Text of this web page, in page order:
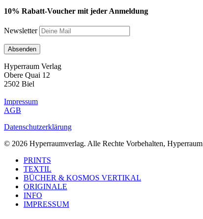
10% Rabatt-Voucher mit jeder Anmeldung
Newsletter
Hyperraum Verlag
Obere Quai 12
2502 Biel
Impressum
AGB
Datenschutzerklärung
© 2026 Hyperraumverlag. Alle Rechte Vorbehalten, Hyperraum
Close
Menu
PRINTS
TEXTIL
BÜCHER & KOSMOS VERTIKAL
ORIGINALE
INFO
IMPRESSUM